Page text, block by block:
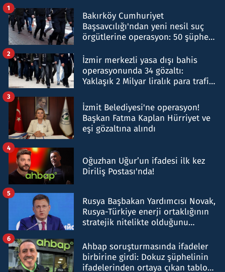
Bakırköy Cumhuriyet
Başsavcılığı'ndan yeni nesil suç
örgütlerine operasyon: 50 şüpheli
1
İzmir merkezli yasa dışı bahis
operasyonunda 34 gözaltı:
Yaklaşık 2 Milyar liralık para trafiği
2
İzmit Belediyesi'ne operasyon!
Başkan Fatma Kaplan Hürriyet ve
eşi gözaltına alındı
3
Oğuzhan Uğur’un ifadesi ilk kez
Diriliş Postası'nda!
4
Rusya Başbakan Yardımcısı Novak,
Rusya-Türkiye enerji ortaklığının
stratejik nitelikte olduğunu
5
Ahbap soruşturmasında ifadeler
birbirine girdi: Dokuz şüphelinin
ifadelerinden ortaya çıkan tablo
6